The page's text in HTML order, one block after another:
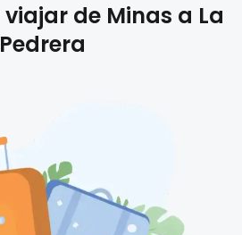
viajar de Minas a La
Pedrera